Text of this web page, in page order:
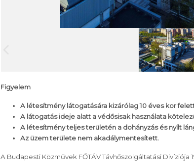
Figyelem
A létesítmény látogatására kizárólag 10 éves kor
A látogatás ideje alatt a védősisak használata
A létesítmény teljes területén a dohányzás és nyílt
Az üzem területe nem akadálymentesített.
A Budapesti Közművek FŐTÁV Távhőszolgáltatási